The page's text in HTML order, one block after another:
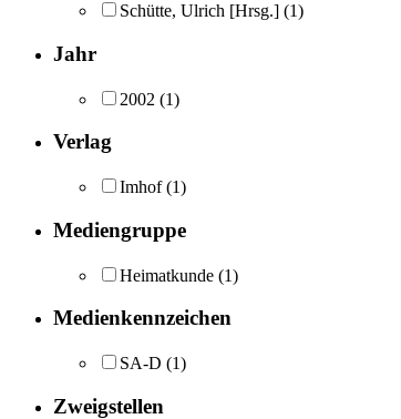
Schütte, Ulrich [Hrsg.] (1)
Jahr
2002 (1)
Verlag
Imhof (1)
Mediengruppe
Heimatkunde (1)
Medienkennzeichen
SA-D (1)
Zweigstellen